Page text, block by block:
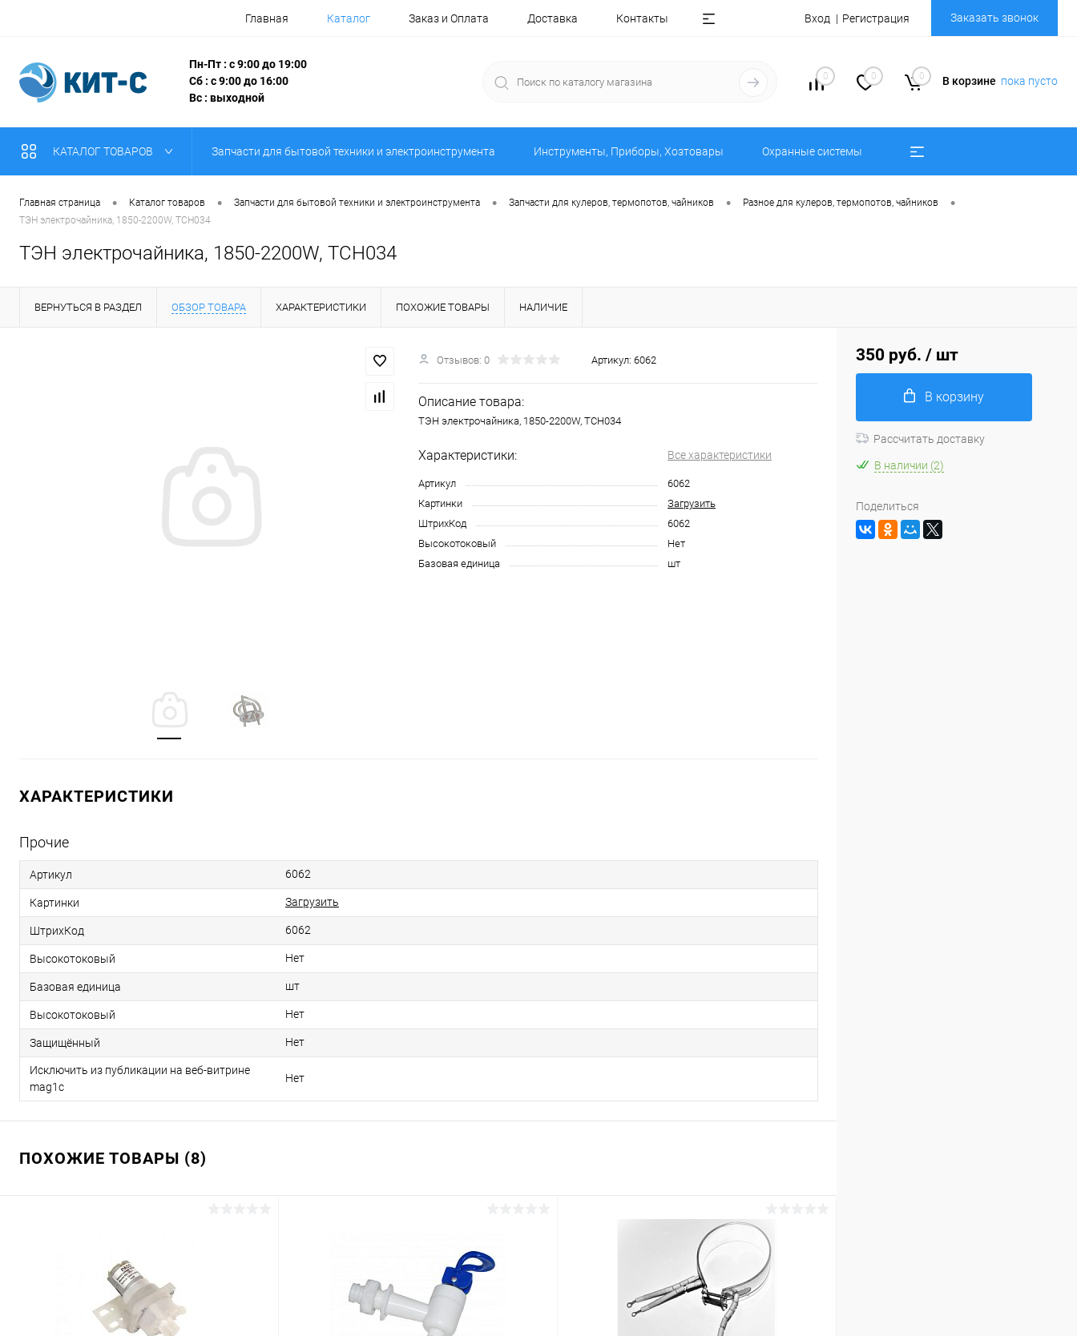
Главная Каталог Заказ и Оплата Доставка Контакты Вход Регистрация Заказать звонок
Пн-Пт : с 9:00 до 19:00
Сб : с 9:00 до 16:00
Вс : выходной
0 0 0 В корзине пока пусто
КАТАЛОГ ТОВАРОВ Запчасти для бытовой техники и электроинструмента Инструменты, Приборы, Хозтовары Охранные системы
Главная страница • Каталог товаров • Запчасти для бытовой техники и электроинструмента • Запчасти для кулеров, термопотов, чайников • Разное для кулеров, термопотов, чайников •
ТЭН электрочайника, 1850-2200W, TCH034
ТЭН электрочайника, 1850-2200W, TCH034
ВЕРНУТЬСЯ В РАЗДЕЛ ОБЗОР ТОВАРА ХАРАКТЕРИСТИКИ ПОХОЖИЕ ТОВАРЫ НАЛИЧИЕ
Отзывов: 0 Артикул: 6062
Описание товара:
ТЭН электрочайника, 1850-2200W, TCH034
Характеристики: Все характеристики
Артикул
6062
Картинки
Загрузить
ШтрихКод
6062
Высокотоковый
Нет
Базовая единица
шт
ХАРАКТЕРИСТИКИ
Прочие
Артикул 6062
Картинки Загрузить
ШтрихКод 6062
Высокотоковый Нет
Базовая единица шт
Высокотоковый Нет
Защищённый Нет
Исключить из публикации на веб-витрине
mag1c
Нет
ПОХОЖИЕ ТОВАРЫ (8)
350 руб. / шт
В корзину
Рассчитать доставку
В наличии (2)
Поделиться